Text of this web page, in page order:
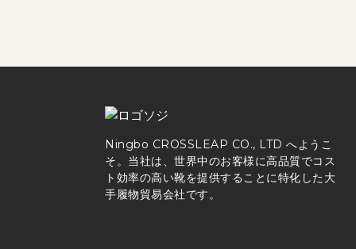
Ningbo CROSSLEAP CO., LTD へようこ
そ。当社は、世界中のお客様に高品質でコス
ト効率の高い靴を提供することに特化した大
手履物貿易会社です。